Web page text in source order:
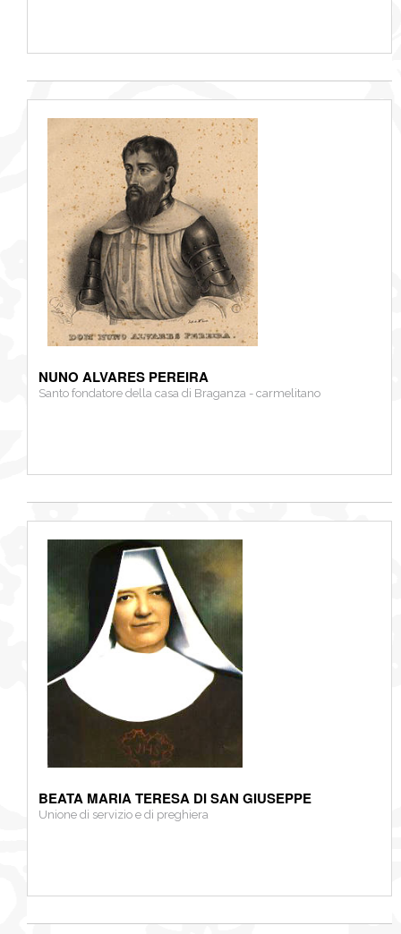
NUNO ALVARES PEREIRA
Santo fondatore della casa di Braganza - carmelitano
BEATA MARIA TERESA DI SAN GIUSEPPE
Unione di servizio e di preghiera